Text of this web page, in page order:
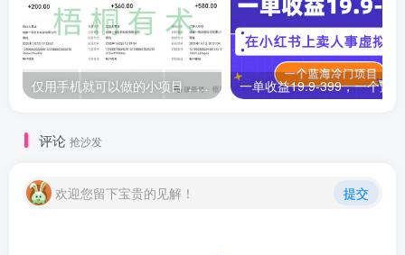
仅用手机就可以做的小项目，当天就能见钱，每天100-300
评论 抢沙发
欢迎您留下宝贵的见解！ 提交